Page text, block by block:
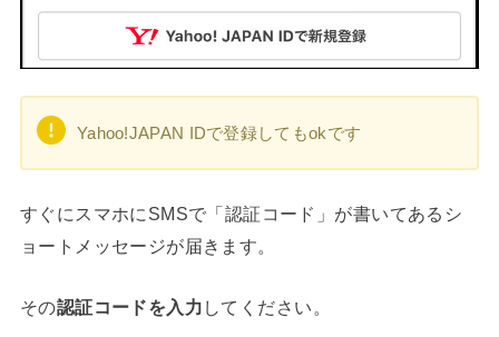
Yahoo!JAPAN IDで登録してもokです
すぐにスマホにSMSで「認証コード」が書いてあるシ
ョートメッセージが届きます。
その認証コードを入力 してください。